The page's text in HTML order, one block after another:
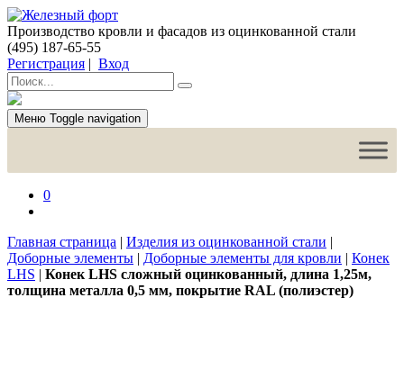
Производство кровли и фасадов из оцинкованной стали
(495) 187-65-55
Регистрация | Вход
Меню Toggle navigation
0
Главная страница | Изделия из оцинкованной стали |
Доборные элементы | Доборные элементы для кровли | Конек
LHS | Конек LHS сложный оцинкованный, длина 1,25м,
толщина металла 0,5 мм, покрытие RAL (полиэстер)